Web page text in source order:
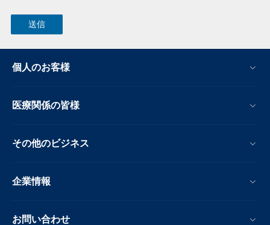
個人のお客様
医療関係の皆様
その他のビジネス
企業情報
お問い合わせ